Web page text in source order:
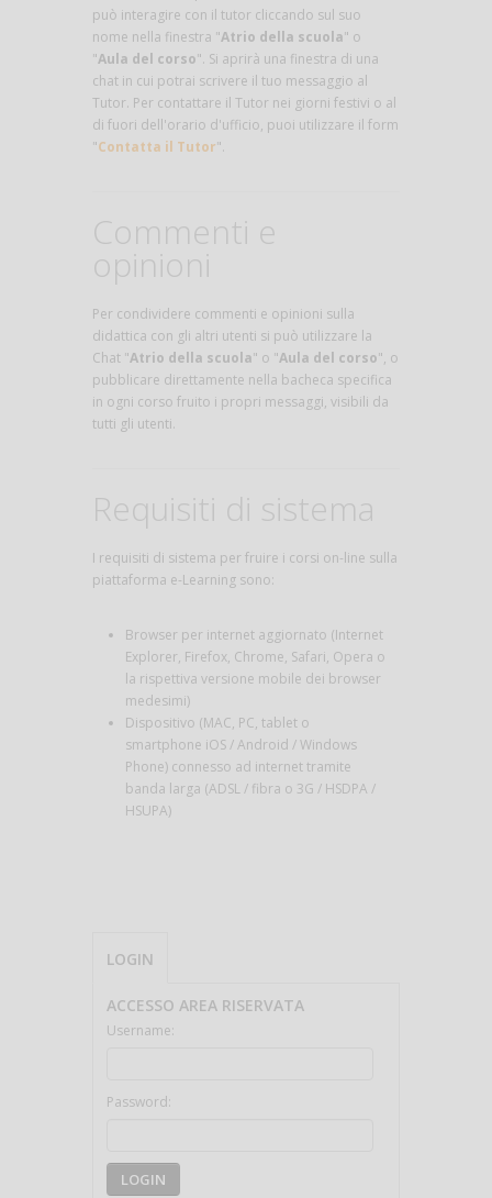
può interagire con il tutor cliccando sul suo
nome nella finestra "Atrio della scuola" o
"Aula del corso". Si aprirà una finestra di una
chat in cui potrai scrivere il tuo messaggio al
Tutor. Per contattare il Tutor nei giorni festivi o al
di fuori dell'orario d'ufficio, puoi utilizzare il form
"Contatta il Tutor".
Commenti e
opinioni
Per condividere commenti e opinioni sulla
didattica con gli altri utenti si può utilizzare la
Chat "Atrio della scuola" o "Aula del corso", o
pubblicare direttamente nella bacheca specifica
in ogni corso fruito i propri messaggi, visibili da
tutti gli utenti.
Requisiti di sistema
I requisiti di sistema per fruire i corsi on-line sulla
piattaforma e-Learning sono:
Browser per internet aggiornato (Internet
Explorer, Firefox, Chrome, Safari, Opera o
la rispettiva versione mobile dei browser
medesimi)
Dispositivo (MAC, PC, tablet o
smartphone iOS / Android / Windows
Phone) connesso ad internet tramite
banda larga (ADSL / fibra o 3G / HSDPA /
HSUPA)
LOGIN
ACCESSO AREA RISERVATA
Username:
Password:
LOGIN